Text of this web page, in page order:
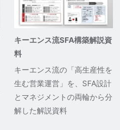
キーエンス流SFA構築解説資
料
キーエンス流の「高生産性を
生む営業運営」を、SFA設計
とマネジメントの両輪から分
解した解説資料